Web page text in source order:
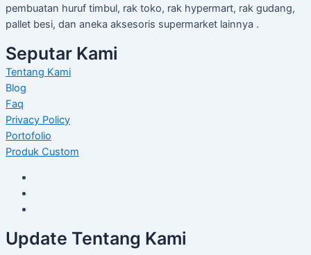
pembuatan huruf timbul, rak toko, rak hypermart, rak gudang,
pallet besi, dan aneka aksesoris supermarket lainnya .
Seputar Kami
Tentang Kami
Blog
Faq
Privacy Policy
Portofolio
Produk Custom
Update Tentang Kami